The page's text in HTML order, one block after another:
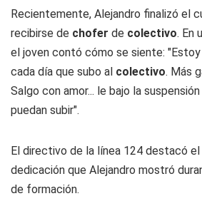
Recientemente, Alejandro finalizó el
recibirse de chofer de colectivo. En
el joven contó cómo se siente:
cada día que subo al colectivo. Más
Salgo con amor... le bajo la
puedan subir".
El directivo de la línea 124 destacó
dedicación que Alejandro mostró
de formación.